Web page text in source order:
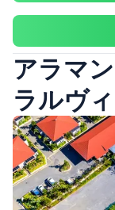
アラマ
ラルヴ